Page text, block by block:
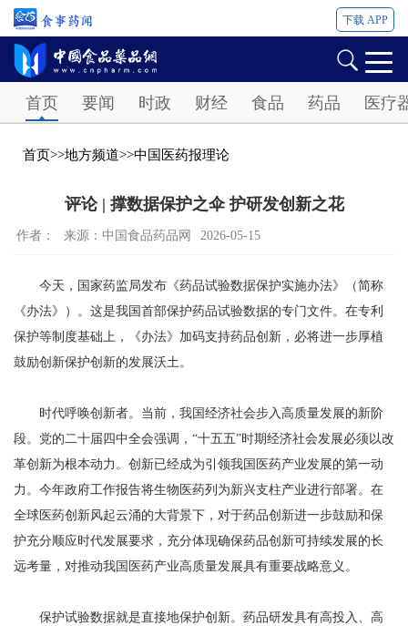
下载 APP
首页 要闻 时政 财经 食品 药品 医疗
首页>>地方频道>>中国医药报理论
评论 | 撑数据保护之伞 护研发创新之花
作者： 来源：中国食品药品网 2026-05-15
今天，国家药监局发布《药品试验数据保护实施办法》（简称
《办法》）。这是我国首部保护药品试验数据的专门文件。在专利
保护等制度基础上，《办法》加码支持药品创新，必将进一步厚植
鼓励创新保护创新的发展沃土。
时代呼唤创新者。当前，我国经济社会步入高质量发展的新阶
段。党的二十届四中全会强调，“十五五”时期经济社会发展必须以改
革创新为根本动力。创新已经成为引领我国医药产业发展的第一动
力。今年政府工作报告将生物医药列为新兴支柱产业进行部署。在
全球医药创新风起云涌的大背景下，对于药品创新进一步鼓励和保
护充分顺应时代发展要求，充分体现确保药品创新可持续发展的长
远考量，对推动我国医药产业高质量发展具有重要战略意义。
保护试验数据就是直接地保护创新。药品研发具有高投入、高